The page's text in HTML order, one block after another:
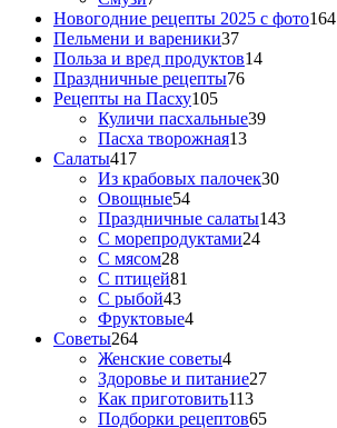
Новогодние рецепты 2025 с фото164
Пельмени и вареники37
Польза и вред продуктов14
Праздничные рецепты76
Рецепты на Пасху105
Куличи пасхальные39
Пасха творожная13
Салаты417
Из крабовых палочек30
Овощные54
Праздничные салаты143
С морепродуктами24
С мясом28
С птицей81
С рыбой43
Фруктовые4
Советы264
Женские советы4
Здоровье и питание27
Как приготовить113
Подборки рецептов65